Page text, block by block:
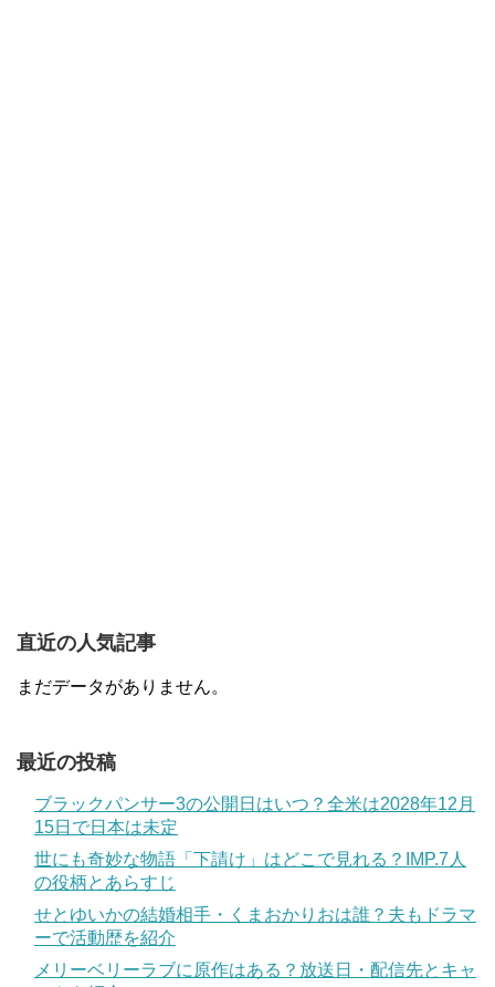
直近の人気記事
まだデータがありません。
最近の投稿
ブラックパンサー3の公開日はいつ？全米は2028年12月
15日で日本は未定
世にも奇妙な物語「下請け」はどこで見れる？IMP.7人
の役柄とあらすじ
せとゆいかの結婚相手・くまおかりおは誰？夫もドラマ
ーで活動歴を紹介
メリーベリーラブに原作はある？放送日・配信先とキャ